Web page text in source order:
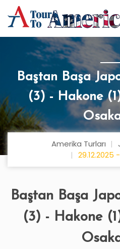
Baştan Başa
(3) - Hakone
Amerika Turları
29.12.2025
Baştan Başa
(3) - Hakone